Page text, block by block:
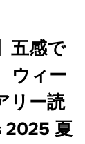
五感で
ウィー
リー読
夏